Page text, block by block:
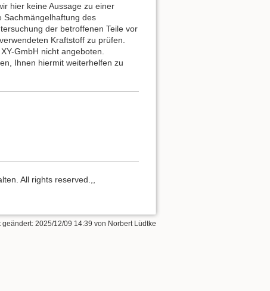
hier keine Aussage zu einer
Sachmängelhaftung des
der betroffenen Teile vor
Kraftstoff zu prüfen.
GmbH nicht angeboten.
Ihnen hiermit weiterhelfen zu
All rights reserved.,,
geändert: 2025/12/09 14:39 von Norbert Lüdtke